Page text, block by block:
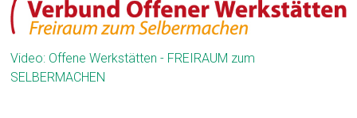
Video: Offene Werkstätten - FREIRAUM zum
SELBERMACHEN